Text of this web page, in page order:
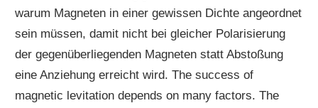
warum Magneten in einer gewissen Dichte angeordnet
sein müssen, damit nicht bei gleicher Polarisierung
der gegenüberliegenden Magneten statt Abstoßung
eine Anziehung erreicht wird. The success of
magnetic levitation depends on many factors. The